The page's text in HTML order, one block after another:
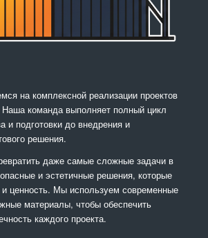
на комплексной реализации проектов
команда выполняет полный цикл
и подготовки до внедрения и
решения.
даже самые сложные задачи в
и эстетичные решения, которые
ценность. Мы используем современные
материалы, чтобы обеспечить
каждого проекта.